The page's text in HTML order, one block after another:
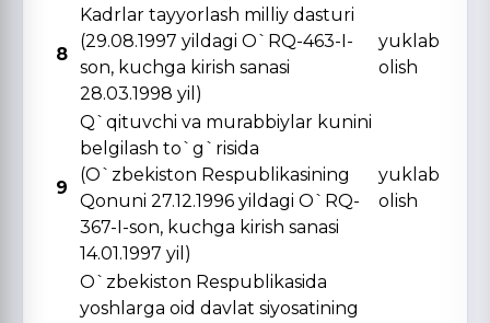
8
Kadrlar tayyorlash milliy dasturi
(29.08.1997 yildagi O`RQ-463-I-
son, kuchga kirish sanasi
28.03.1998 yil)
yuklab
olish
9
Q`qituvchi va murabbiylar kunini
belgilash to`g`risida
(O`zbekiston Respublikasining
Qonuni 27.12.1996 yildagi O`RQ-
367-I-son, kuchga kirish sanasi
14.01.1997 yil)
yuklab
olish
O`zbekiston Respublikasida
yoshlarga oid davlat siyosatining